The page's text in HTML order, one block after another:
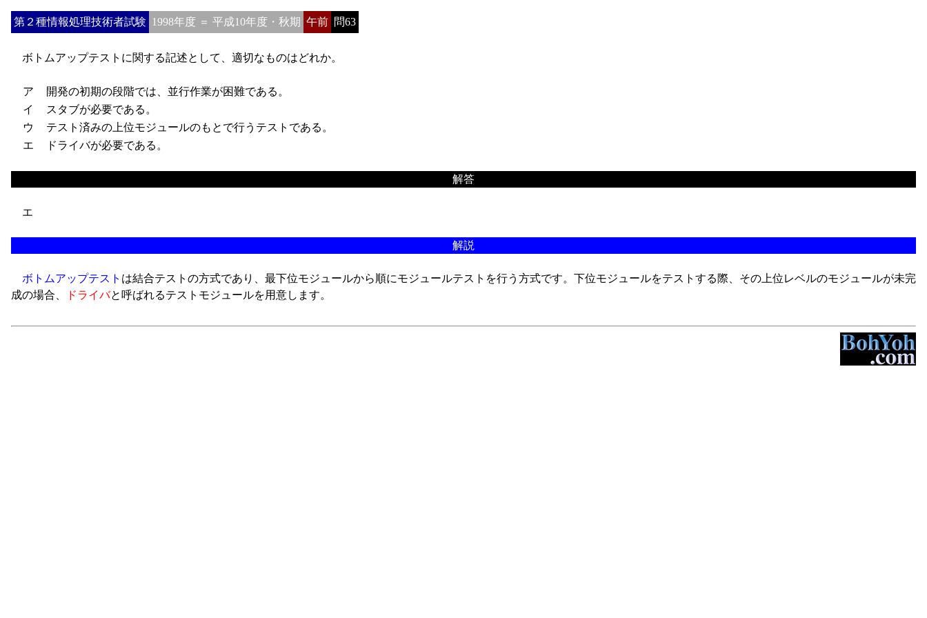
第２種情報処理技術者試験 1998年度 ＝ 平成10年度・秋期 午前 問63
ボトムアップテストに関する記述として、適切なものはどれか。
ア
開発の初期の段階では、並行作業が困難である。
イ
スタブが必要である。
ウ
テスト済みの上位モジュールのもとで行うテストである。
エ
ドライバが必要である。
解答
エ
解説
ボトムアップテスト は結合テストの方式であり、最下位モジュールから順にモジュールテストを行う方式です。下位モジュールをテストする際、その上位レベルのモジュールが未完
成の場合、
ドライバと呼ばれるテストモジュールを用意します。